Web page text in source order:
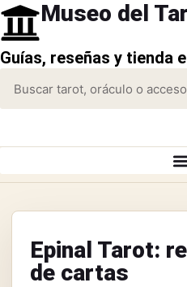
Museo del
Guías, reseñas y tienda
Epinal Tarot:
de cartas